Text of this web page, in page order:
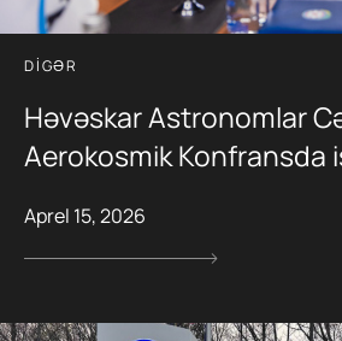
DIGƏR
Həvəskar Astronomlar
Aerokosmik Konfransda
Aprel 15, 2026